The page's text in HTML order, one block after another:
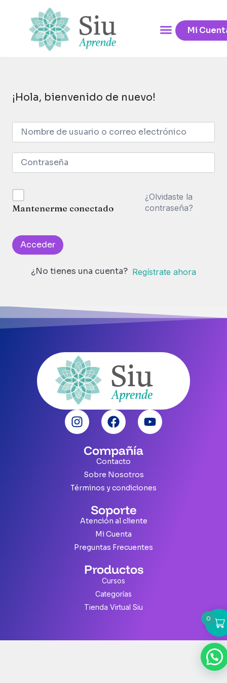
Mi
¡Hola, bienvenido de nuevo!
Mantenerme conectado
¿Olvidaste la
contraseña?
Acceder
¿No tienes una cuenta? Regístrate ahora
Compañía
Contacto
Sobre Nosotros
Términos y condiciones
Soporte
Atención al cliente
Mi Cuenta
Preguntas Frecuentes
Productos
Cursos
Categorías
Tienda Virtual Siu
0